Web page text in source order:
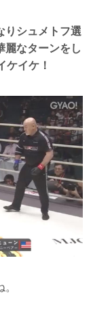
シュメトフ選
麗なターンをし
ケイケ！